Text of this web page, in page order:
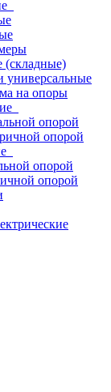
(складные)
универсальные
на опоры
опорой
опорой
опорой
опорой